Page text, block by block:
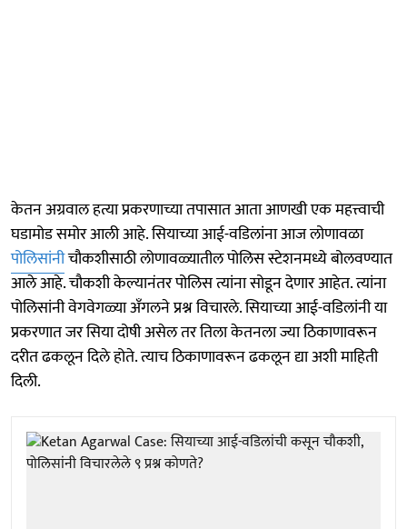
केतन अग्रवाल हत्या प्रकरणाच्या तपासात आता आणखी एक महत्त्वाची
घडामोड समोर आली आहे. सियाच्या आई-वडिलांना आज लोणावळा
पोलिसांनीचौकशीसाठी लोणावळ्यातील पोलिस स्टेशनमध्ये बोलवण्यात
आले आहे. चौकशी केल्यानंतर पोलिस त्यांना सोडून देणार आहेत. त्यांना
पोलिसांनी वेगवेगळ्या अँगलने प्रश्न विचारले. सियाच्या आई-वडिलांनी या
प्रकरणात जर सिया दोषी असेल तर तिला केतनला ज्या ठिकाणावरून
दरीत ढकलून दिले होते. त्याच ठिकाणावरून ढकलून द्या अशी माहिती
दिली.